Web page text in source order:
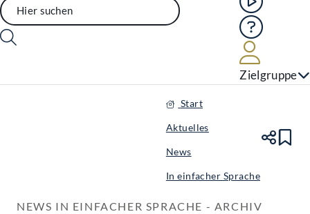
Hilfe
Zielgruppe
Start
Aktuelles
News
In einfacher Sprache
NEWS IN EINFACHER SPRACHE - ARCHIV